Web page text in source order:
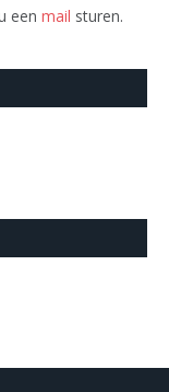
een mail sturen.